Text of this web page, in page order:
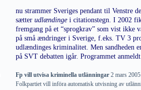
nu strammer Sveriges pendant til Venstre
sætter udlændingei citationstegn. I 2002
fremgang på et “sprogkrav” som vist ikke
på små ændringer i Sverige, f.eks. TV 3
udlændinges kriminalitet. Men sandheden
på SVT debatten igår. Programmet
Fp vill utvisa kriminella utlänningar 2 mars 2005
Folkpartiet vill införa automatisk utvisning av